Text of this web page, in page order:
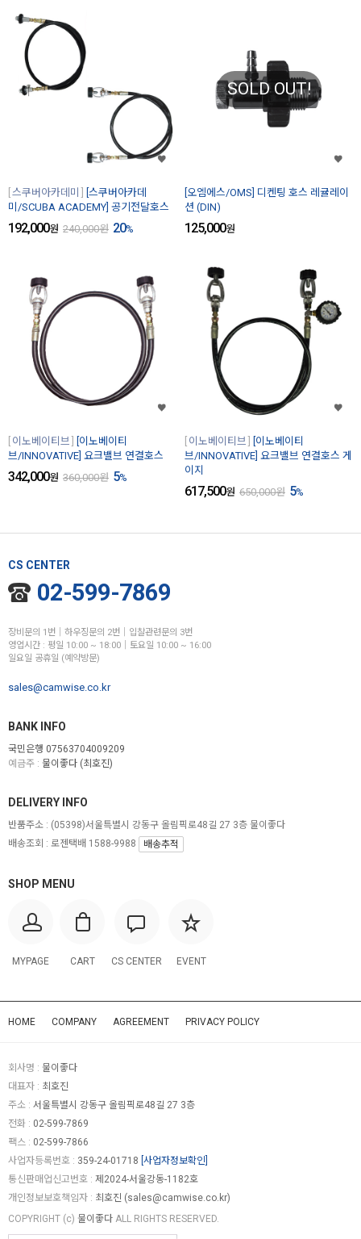
스쿠버아카데미
[스쿠버아카데
미/SCUBA ACADEMY] 공기전달호스
192,000원 240,000원 20%
SOLD OUT!
[오엠에스/OMS] 디켄팅 호스 레귤레이
션 (DIN)
125,000원
이노베이티브
[이노베이티
브/INNOVATIVE] 요크밸브 연결호스
342,000원 360,000원 5%
이노베이티브
[이노베이티
브/INNOVATIVE] 요크밸브 연결호스 게
이지
617,500원 650,000원 5%
CS CENTER
02-599-7869
장비문의 1번│하우징문의 2번│입찰관련문의 3번
영업시간 : 평일 10:00 ~ 18:00│토요일 10:00 ~ 16:00
일요일 공휴일 (예약방문)
sales@camwise.co.kr
BANK INFO
국민은행 07563704009209
예금주 : 물이좋다 (최호진)
SHOP MENU
MYPAGE CART CS CENTER EVENT
DELIVERY INFO
반품주소 : (05398)서울특별시 강동구 올림픽로48길 27 3층 물이좋다
배송조회 : 로젠택배 1588-9988
배송추적
HOME COMPANY AGREEMENT PRIVACY POLICY
회사명 : 물이좋다
대표자 : 최호진
주소 : 서울특별시 강동구 올림픽로48길 27 3층
전화 : 02-599-7869
팩스 : 02-599-7866
사업자등록번호 : 359-24-01718 [사업자정보확인]
통신판매업신고번호 : 제2024-서울강동-1182호
개인정보보호책임자 : 최호진 (sales@camwise.co.kr)
COPYRIGHT (c) 물이좋다 ALL RIGHTS RESERVED.